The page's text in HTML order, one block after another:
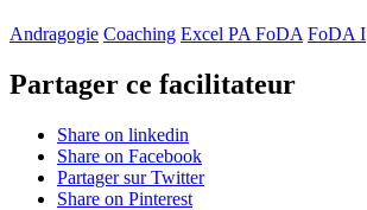
Andragogie Coaching Excel PA FoDA FoDA I
Partager ce facilitateur
Share on linkedin
Share on Facebook
Partager sur Twitter
Share on Pinterest